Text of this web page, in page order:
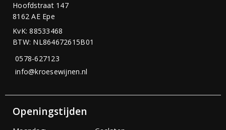
Hoofdstraat 147
8162 AE Epe
KvK: 88533468
BTW: NL864672615B01
0578-627123
info@kroesewijnen.nl
Openingstijden